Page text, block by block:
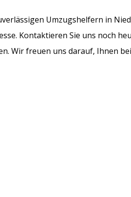
Umzugshelfern in
Kontaktieren Sie uns noch
Wir freuen uns darauf, Ihnen